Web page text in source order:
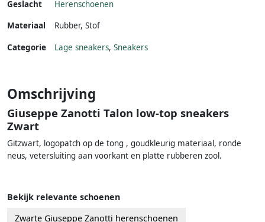
Geslacht
Herenschoenen
Materiaal
Rubber, Stof
Categorie Lage sneakers, Sneakers
Omschrijving
Giuseppe Zanotti Talon low-top sneakers
Zwart
Gitzwart, logopatch op de tong , goudkleurig materiaal, ronde
neus, vetersluiting aan voorkant en platte rubberen zool.
Bekijk relevante schoenen
Zwarte Giuseppe Zanotti herenschoenen